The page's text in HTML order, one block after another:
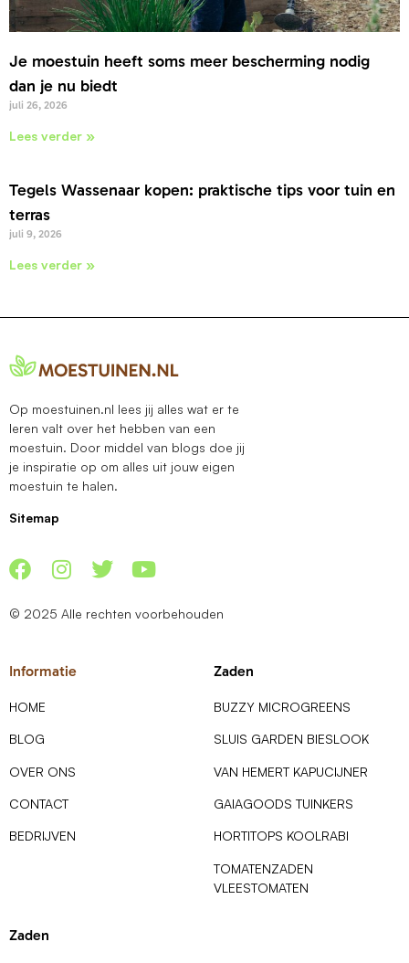
Je moestuin heeft soms meer bescherming nodig
dan je nu biedt
juli 26, 2026
Lees verder »
Tegels Wassenaar kopen: praktische tips voor tuin en
terras
juli 9, 2026
Lees verder »
Op moestuinen.nl lees jij alles wat er te
leren valt over het hebben van een
moestuin. Door middel van blogs doe jij
je inspiratie op om alles uit jouw eigen
moestuin te halen.
Sitemap
© 2025 Alle rechten voorbehouden
Informatie
HOME
BLOG
OVER ONS
CONTACT
BEDRIJVEN
Zaden
BUZZY MICROGREENS
SLUIS GARDEN BIESLOOK
VAN HEMERT KAPUCIJNER
GAIAGOODS TUINKERS
HORTITOPS KOOLRABI
TOMATENZADEN
VLEESTOMATEN
Zaden